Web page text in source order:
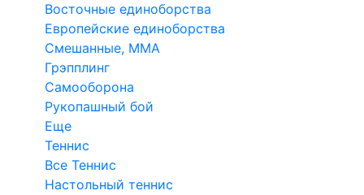
Восточные единоборства
Европейские единоборства
Смешанные, ММА
Грэпплинг
Самооборона
Рукопашный бой
Еще
Теннис
Все Теннис
Настольный теннис